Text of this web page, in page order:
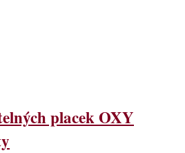
placek OXY